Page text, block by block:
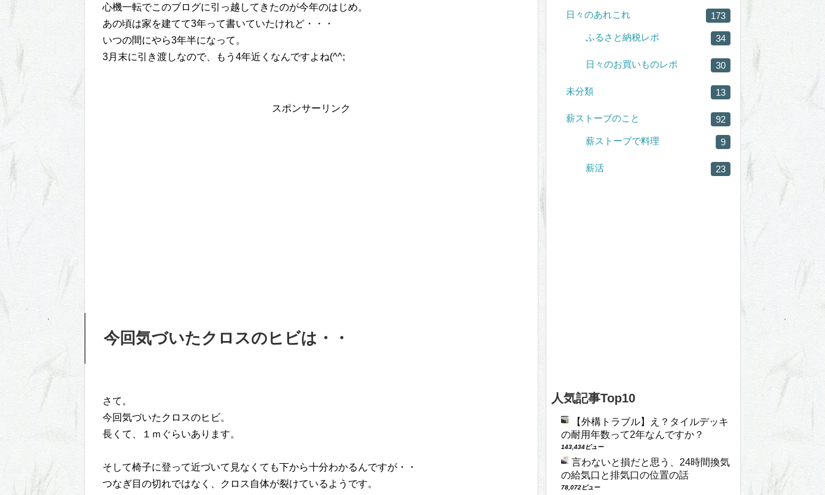
心機一転でこのブログに引っ越してきたのが今年のはじめ。
あの頃は家を建てて3年って書いていたけれど・・・
いつの間にやら3年半になって。
3月末に引き渡しなので、もう4年近くなんですよね(^^;
スポンサーリンク
今回気づいたクロスのヒビは・・
さて。
今回気づいたクロスのヒビ。
長くて、１ｍぐらいあります。
そして椅子に登って近づいて見なくても下から十分わかるんですが・・
つなぎ目の切れではなく、クロス自体が裂けているようです。
日々のあれこれ 173
ふるさと納税レポ 34
日々のお買いものレポ 30
未分類 13
薪ストーブのこと 92
薪ストーブで料理 9
薪活 23
人気記事Top10
【外構トラブル】え？タイルデッキ
の耐用年数って2年なんですか？
143,434ビュー
言わないと損だと思う、24時間換気
の給気口と排気口の位置の話
78,072ビュー